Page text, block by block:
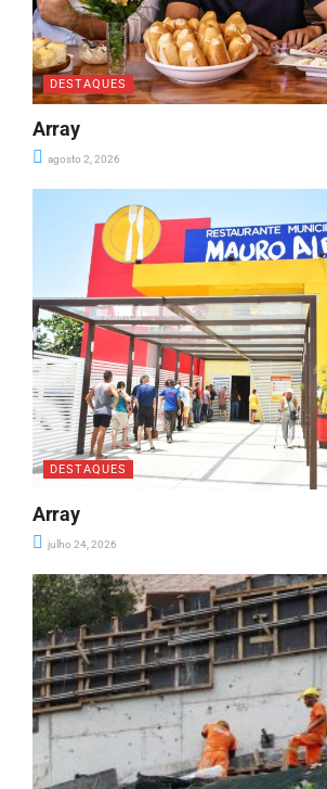
DESTAQUES
Array
agosto 2, 2026
DESTAQUES
Array
julho 24, 2026